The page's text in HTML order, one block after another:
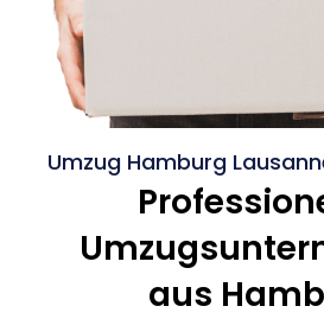
Umzug Hamburg
aus